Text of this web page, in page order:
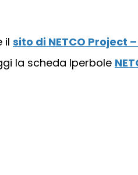
il sito di NETCO Project
la scheda Iperbole